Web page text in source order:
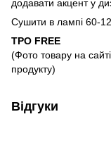
додавати акцент у
Сушити в лампі 60-
TPO FREE
(Фото товару на
продукту)
Відгуки